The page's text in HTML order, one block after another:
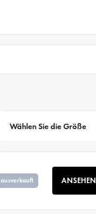
Wählen Sie die Größe
ausverkauft ANSEHEN